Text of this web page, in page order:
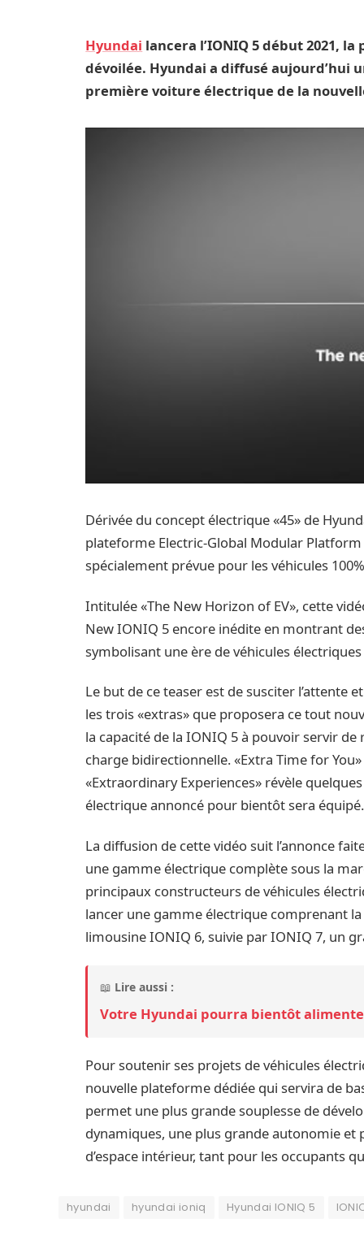
Hyundai lancera l’IONIQ 5 début 2021,
dévoilée. Hyundai a diffusé aujourd’hui
première voiture électrique de la
Dérivée du concept électrique «45» de
plateforme Electric-Global Modular
spécialement prévue pour les véhicules
Intitulée «The New Horizon of EV», cette
New IONIQ 5 encore inédite en montrant
symbolisant une ère de véhicules
Le but de ce teaser est de susciter l’attente
les trois «extras» que proposera ce tout
la capacité de la IONIQ 5 à pouvoir servir
charge bidirectionnelle. «Extra Time for
«Extraordinary Experiences» révèle
électrique annoncé pour bientôt sera équipé.
La diffusion de cette vidéo suit l’annonce
une gamme électrique complète sous la
principaux constructeurs de véhicules
lancer une gamme électrique comprenant
limousine IONIQ 6, suivie par IONIQ 7, un
📖 Lire aussi :
Votre Hyundai pourra bientôt
Pour soutenir ses projets de véhicules
nouvelle plateforme dédiée qui servira de
permet une plus grande souplesse de
dynamiques, une plus grande autonomie
d’espace intérieur, tant pour les occupants
hyundai hyundai ioniq Hyundai IONIQ 5